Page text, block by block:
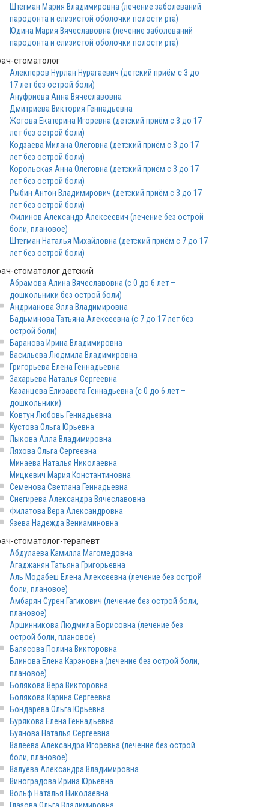
Штегман Мария Владимировна (лечение заболеваний
пародонта и слизистой оболочки полости рта)
Юдина Мария Вячеславовна (лечение заболеваний
пародонта и слизистой оболочки полости рта)
стоматолог
Алекперов Нурлан Нурагаевич (детский приём с 3 до
17 лет без острой боли)
Ануфриева Анна Вячеславовна
Дмитриева Виктория Геннадьевна
Жогова Екатерина Игоревна (детский приём с 3 до 17
лет без острой боли)
Кодзаева Милана Олеговна (детский приём с 3 до 17
лет без острой боли)
Корольская Анна Олеговна (детский приём с 3 до 17
лет без острой боли)
Рыбин Антон Владимирович (детский приём с 3 до 17
лет без острой боли)
Филинов Александр Алексеевич (лечение без острой
боли, плановое)
Штегман Наталья Михайловна (детский приём с 7 до 17
лет без острой боли)
стоматолог детский
Абрамова Алина Вячеславовна (с 0 до 6 лет –
дошкольники без острой боли)
Андрианова Элла Владимировна
Бадьминова Татьяна Алексеевна (с 7 до 17 лет без
острой боли)
Баранова Ирина Владимировна
Васильева Людмила Владимировна
Григорьева Елена Геннадьевна
Захарьева Наталья Сергеевна
Казанцева Елизавета Геннадьевна (с 0 до 6 лет –
дошкольники)
Ковтун Любовь Геннадьевна
Кустова Ольга Юрьевна
Лыкова Алла Владимировна
Ляхова Ольга Сергеевна
Минаева Наталья Николаевна
Мицкевич Мария Константиновна
Семенова Светлана Геннадьевна
Снегирева Александра Вячеславовна
Филатова Вера Александровна
Язева Надежда Вениаминовна
стоматолог-терапевт
Абдулаева Камилла Магомедовна
Агаджанян Татьяна Григорьевна
Аль Модабеш Елена Алексеевна (лечение без острой
боли, плановое)
Амбарян Сурен Гагикович (лечение без острой боли,
плановое)
Аршинникова Людмила Борисовна (лечение без
острой боли, плановое)
Балясова Полина Викторовна
Блинова Елена Карэновна (лечение без острой боли,
плановое)
Болякова Вера Викторовна
Болякова Карина Сергеевна
Бондарева Ольга Юрьевна
Бурякова Елена Геннадьевна
Буянова Наталья Сергеевна
Валеева Александра Игоревна (лечение без острой
боли, плановое)
Валуева Александра Владимировна
Виноградова Ирина Юрьевна
Вольф Наталья Николаевна